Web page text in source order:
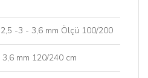
-3 - 3,6 mm Ölçü 100/200
3,6 mm 120/240 cm